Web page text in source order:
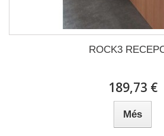
ROCK3
189,73 €
Més